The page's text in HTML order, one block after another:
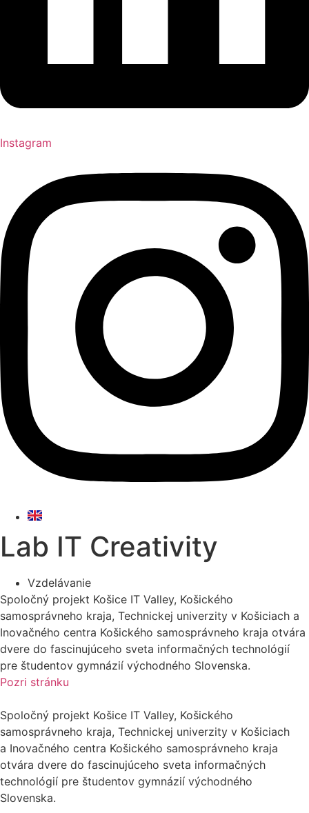
Instagram
Lab IT Creativity
Vzdelávanie
Spoločný projekt Košice IT Valley, Košického
samosprávneho kraja, Technickej univerzity v Košiciach a
Inovačného centra Košického samosprávneho kraja otvára
dvere do fascinujúceho sveta informačných technológií
pre študentov gymnázií východného Slovenska.
Pozri stránku
Spoločný projekt Košice IT Valley, Košického
samosprávneho kraja, Technickej univerzity v Košiciach
a Inovačného centra Košického samosprávneho kraja
otvára dvere do fascinujúceho sveta informačných
technológií pre študentov gymnázií východného
Slovenska.